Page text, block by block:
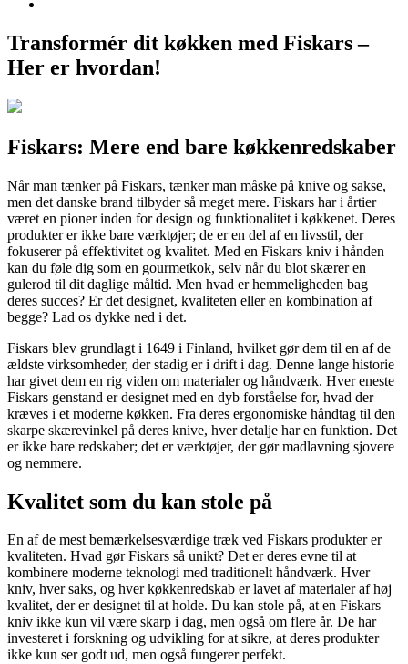
Transformér dit køkken med Fiskars –
Her er hvordan!
Fiskars: Mere end bare køkkenredskaber
Når man tænker på Fiskars, tænker man måske på knive og sakse,
men det danske brand tilbyder så meget mere. Fiskars har i årtier
været en pioner inden for design og funktionalitet i køkkenet. Deres
produkter er ikke bare værktøjer; de er en del af en livsstil, der
fokuserer på effektivitet og kvalitet. Med en Fiskars kniv i hånden
kan du føle dig som en gourmetkok, selv når du blot skærer en
gulerod til dit daglige måltid. Men hvad er hemmeligheden bag
deres succes? Er det designet, kvaliteten eller en kombination af
begge? Lad os dykke ned i det.
Fiskars blev grundlagt i 1649 i Finland, hvilket gør dem til en af de
ældste virksomheder, der stadig er i drift i dag. Denne lange historie
har givet dem en rig viden om materialer og håndværk. Hver eneste
Fiskars genstand er designet med en dyb forståelse for, hvad der
kræves i et moderne køkken. Fra deres ergonomiske håndtag til den
skarpe skærevinkel på deres knive, hver detalje har en funktion. Det
er ikke bare redskaber; det er værktøjer, der gør madlavning sjovere
og nemmere.
Kvalitet som du kan stole på
En af de mest bemærkelsesværdige træk ved Fiskars produkter er
kvaliteten. Hvad gør Fiskars så unikt? Det er deres evne til at
kombinere moderne teknologi med traditionelt håndværk. Hver
kniv, hver saks, og hver køkkenredskab er lavet af materialer af høj
kvalitet, der er designet til at holde. Du kan stole på, at en Fiskars
kniv ikke kun vil være skarp i dag, men også om flere år. De har
investeret i forskning og udvikling for at sikre, at deres produkter
ikke kun ser godt ud, men også fungerer perfekt.